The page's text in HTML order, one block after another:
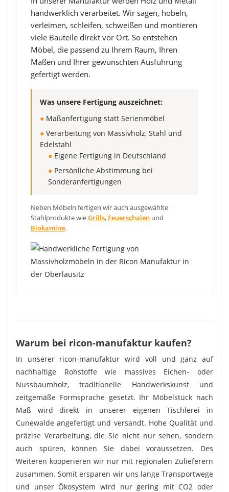
handwerklich verarbeitet. Wir sägen, hobeln,
verleimen, schleifen, schweißen und montieren
viele Bauteile direkt vor Ort. So entstehen
Möbel, die passend zu Ihrem Raum, Ihren
Maßen und Ihrer gewünschten Ausführung
gefertigt werden.
Was unsere Fertigung auszeichnet:
● Maßanfertigung statt Serienmöbel
● Verarbeitung von Massivholz, Stahl und
Edelstahl
● Eigene Fertigung in Deutschland
● Persönliche Abstimmung bei
Sonderanfertigungen
Neben Möbeln fertigen wir auch ausgewählte
Stahlprodukte wieGrills, Feuerschalen und
Biokamine.
Warum bei ricon-manufaktur kaufen?
In unserer ricon-manufaktur wird voll und ganz auf
nachhaltige Rohstoffe wie massives Eichen- oder
Nussbaumholz, traditionelle Handwerkskunst und
zeitgemäße Formsprache gesetzt. Ihr Möbelstück nach
Maß wird direkt in unserer eigenen Tischlerei in
Cunewalde angefertigt und versandt. Hohe Qualität und
präzise Verarbeitung, die Sie nicht nur sehen, sondern
auch spüren, können Sie dabei voraussetzen. Des
Weiteren kooperieren wir nur mit regionalen Zulieferern
zusammen. Somit ersparen wir uns lange Transportwege
und unser Ökosystem wird nur gering mit CO2 oder